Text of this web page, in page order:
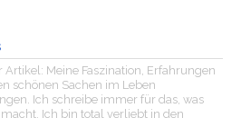
Artikel: Meine Faszination, Erfahrungen
schönen Sachen im Leben
Ich schreibe immer für das, was
Ich bin total verliebt in den